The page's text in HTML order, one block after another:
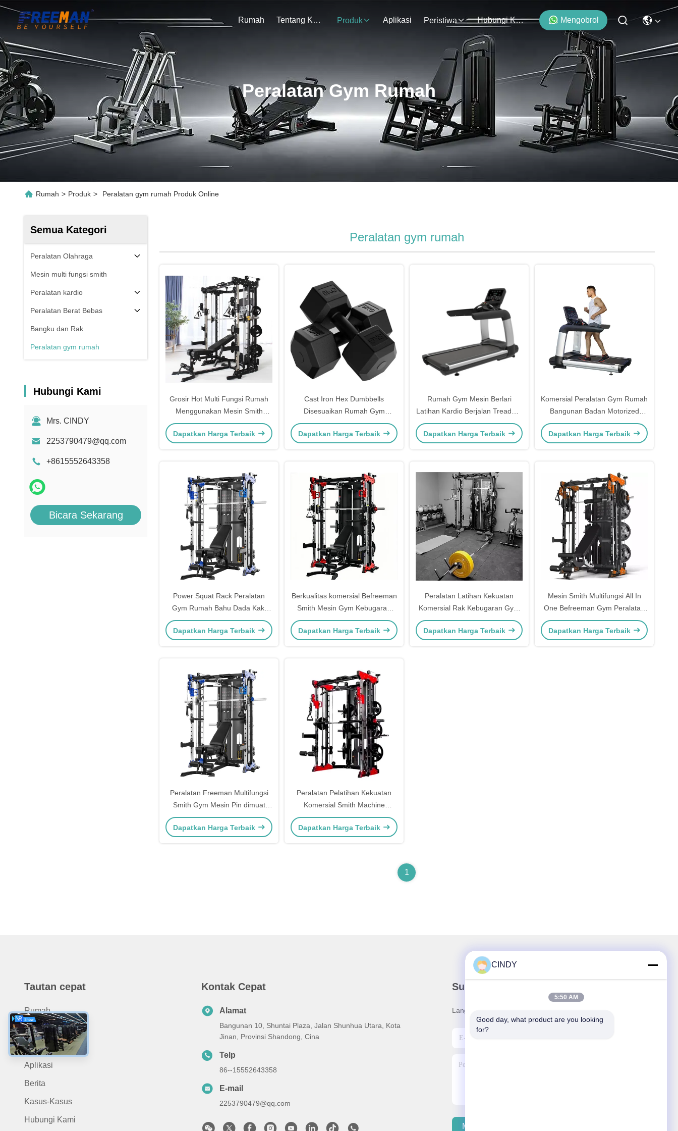
Rumah Tentang Kami Produk Aplikasi Peristiwa Hubungi Kami Mengobrol
Peralatan Gym Rumah
Rumah > Produk > Peralatan gym rumah Produk Online
Semua Kategori
Peralatan Olahraga
Mesin multi fungsi smith
Peralatan kardio
Peralatan Berat Bebas
Bangku dan Rak
Peralatan gym rumah
Hubungi Kami
Mrs. CINDY
2253790479@qq.com
+8615552643358
Bicara Sekarang
Peralatan gym rumah
Grosir Hot Multi Fungsi Rumah
Menggunakan Mesin Smith
Dengan Tumpukan Berat
Dapatkan Harga Terbaik
Cast Iron Hex Dumbbells
Disesuaikan Rumah Gym
Peralatan Kebugaran Baja Bebas
Berat
Dapatkan Harga Terbaik
Rumah Gym Mesin Berlari
Latihan Kardio Berjalan Treadmill
Komersial
Dapatkan Harga Terbaik
Komersial Peralatan Gym Rumah
Bangunan Badan Motorized
Electric Walking Treadmill
Dapatkan Harga Terbaik
Power Squat Rack Peralatan
Gym Rumah Bahu Dada Kaki
Pencet Mesin Smith
Dapatkan Harga Terbaik
Berkualitas komersial Befreeman
Smith Mesin Gym Kebugaran
Squat Bench Press Rack Latihan
Tubuh Penuh
Dapatkan Harga Terbaik
Peralatan Latihan Kekuatan
Komersial Rak Kebugaran Gym
untuk Latihan Squat Bench Press
Tubuh Atas dan Tubuh Bawah
Dapatkan Harga Terbaik
Mesin Smith Multifungsi All In
One Befreeman Gym Peralatan
Latihan Kekuatan Kebugaran
Rumah Komprehensif
Dapatkan Harga Terbaik
Peralatan Freeman Multifungsi
Smith Gym Mesin Pin dimuat
Latihan Kekuatan Komersial
Kekuatan Squat Lat Pulldown
Dapatkan Harga Terbaik
Peralatan Pelatihan Kekuatan
Komersial Smith Machine
Befreeman Rak Kebugaran Gym
untuk Latihan Tubuh Bagian Atas
Dapatkan Harga Terbaik
1
Tautan cepat
Rumah
Tentang Kami
Produk
Aplikasi
Berita
Kasus-Kasus
Hubungi Kami
Kontak Cepat
Alamat
Bangunan 10, Shuntai Plaza, Jalan Shunhua Utara, Kota
Jinan, Provinsi Shandong, Cina
Telp
86--15552643358
E-mail
2253790479@qq.com
Surat Kabar Kami
Langganan buletin kami untuk diskon dan banyak lagi.
Mengirim Email
CINDY
5:50 AM
Good day, what product are you looking
for?